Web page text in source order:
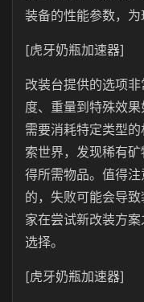
装备的性能参数，为
[虎牙奶瓶加速器]
改装台提供的选项
度、重量到特殊效
需要消耗特定类型
索世界，发现稀有
得所需物品。值得
的，失败可能会导
家在尝试新改装方
选择。
[虎牙奶瓶加速器]